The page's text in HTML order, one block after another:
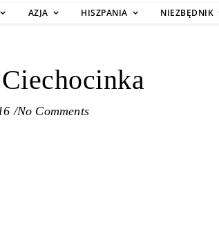
AZJA HISZPANIA NIEZBĘDNIK
/No Comments